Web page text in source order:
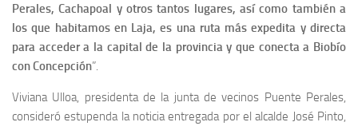
Perales, Cachapoal y otros tantos lugares, así como también a
los que habitamos en Laja, es una ruta más expedita y directa
para acceder a la capital de la provincia y que conecta a Biobío
con Concepción”.
Viviana Ulloa, presidenta de la junta de vecinos Puente Perales,
consideró estupenda la noticia entregada por el alcalde José Pinto,